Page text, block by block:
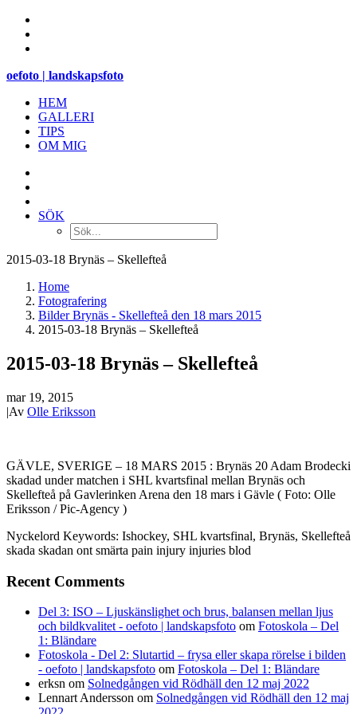
oefoto | landskapsfoto
HEM
GALLERI
TIPS
OM MIG
SÖK
2015-03-18 Brynäs – Skellefteå
Home
Fotografering
Bilder Brynäs - Skellefteå den 18 mars 2015
2015-03-18 Brynäs – Skellefteå
2015-03-18 Brynäs – Skellefteå
mar 19, 2015
|Av Olle Eriksson
GÄVLE, SVERIGE – 18 MARS 2015 : Brynäs 20 Adam Brodecki
skadad under matchen i SHL kvartsfinal mellan Brynäs och
Skellefteå på Gavlerinken Arena den 18 mars i Gävle ( Foto: Olle
Eriksson / Pic-Agency )
Nyckelord Keywords: Ishockey, SHL kvartsfinal, Brynäs, Skellefteå
skada skadan ont smärta pain injury injuries blod
Recent Comments
Del 3: ISO – Ljuskänslighet och brus, balansen mellan ljus
och bildkvalitet - oefoto | landskapsfoto om Fotoskola – Del
1: Bländare
Fotoskola - Del 2: Slutartid – frysa eller skapa rörelse i bilden
- oefoto | landskapsfoto om Fotoskola – Del 1: Bländare
erksn om Solnedgången vid Rödhäll den 12 maj 2022
Lennart Andersson om Solnedgången vid Rödhäll den 12 maj